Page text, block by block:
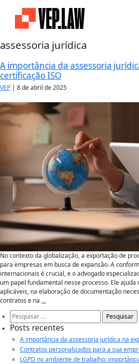
assessoria jurídica
A importância da assessoria
certificação ISO
VEP | 8 de abril de 2025
No contexto da globalização, a exportação de
para empresas em busca de expansão. A
internacionais é crucial, e o advogado
um papel fundamental nesse processo. Ele ajuda
aplicáveis, na elaboração de documentação
contratos e na …
Pesquisar
por:
Posts recentes
A importância da assessoria jurídica na
Contratos personalizados para a sua
LGPD no ambiente de trabalho: